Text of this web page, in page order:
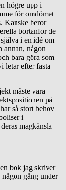
högre upp i
för omdömet
Kanske beror
bortanför de
i en idé om
annan, någon
bara göra som
letar efter fasta
måste vara
på
så stort behov
i
magkänsla
bok jag skriver
gång under